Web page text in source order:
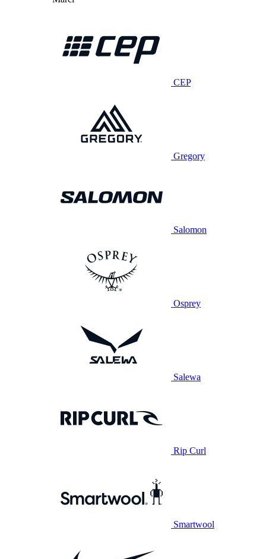
CEP
Gregory
Salomon
Osprey
Salewa
Rip Curl
Smartwool